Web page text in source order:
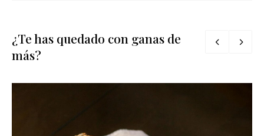
¿Te has quedado con ganas de
más?